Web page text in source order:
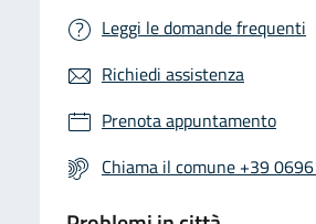
Leggi le domande frequenti
Richiedi assistenza
Prenota appuntamento
Chiama il comune +39